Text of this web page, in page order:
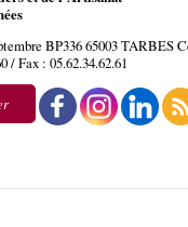
BP33665003TARBES
/ Fax : 05.62.34.62.61